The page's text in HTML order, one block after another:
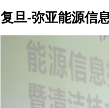
复旦-弥亚能源信